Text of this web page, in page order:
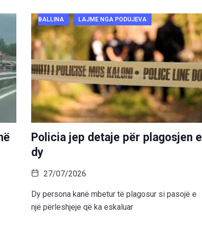
BALLINA LAJME NGA PODUJEVA
Policia jep detaje për plagosjen e
dy
27/07/2026
Dy persona kanë mbetur të plagosur si pasojë e
një përleshjeje që ka eskaluar